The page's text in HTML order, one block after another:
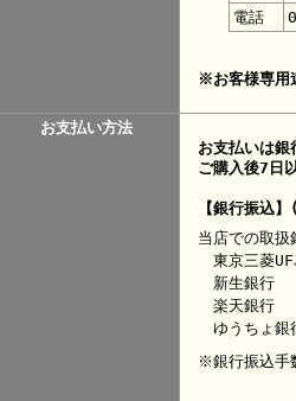
電話
※お客様専用
お支払い方法
お支払いは銀
ご購入後7日
【銀行振込
当店での取扱
東京三菱
新生銀行
楽天銀行
ゆうちょ銀
※銀行振込手